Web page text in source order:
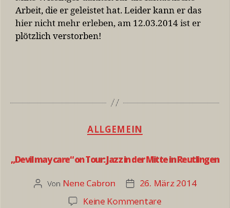
Arbeit, die er geleistet hat. Leider kann er das
hier nicht mehr erleben, am 12.03.2014 ist er
plötzlich verstorben!
ALLGEMEIN
„Devil may care“ on Tour: Jazz in der Mitte in Reutlingen
VonNene Cabron
26. März 2014
Keine Kommentare